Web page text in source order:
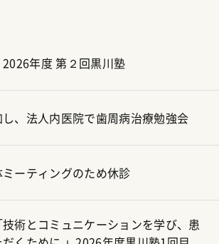
年度 第２回黒川塾
、法人内医院で歯周病治療勉強会
ーティングのため休診
術とコミュニケーションを学び、患